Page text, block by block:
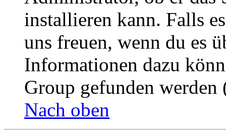
installieren kann. Falls
uns freuen, wenn du es
Informationen dazu
Group gefunden
Nach oben